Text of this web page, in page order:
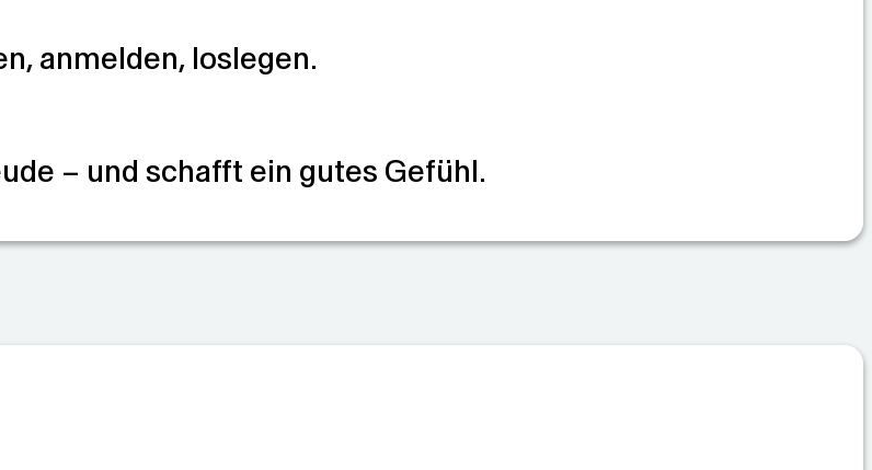
anmelden, loslegen.
– und schafft ein gutes Gefühl.